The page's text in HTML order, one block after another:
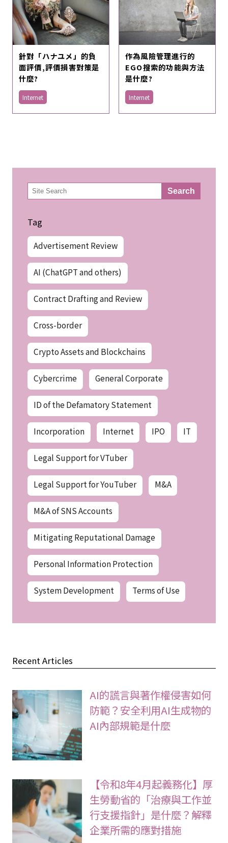
針對「ハナユメ」的負
面評價,評價損害對策是
什麼?
Internet
作為風險管理進行的
EGO搜索的功能與方法
是什麼?
Internet
検
索 Search
Tag
Advertisement Review
AI (ChatGPT and others)
Contract Drafting and Review
Cross-border
Crypto Assets and Blockchains
Cybercrime General Corporate
ID of the Defamatory Statement
Incorporation Internet IPO IT
Legal Support for VTuber
Legal Support for YouTuber M&A
M&A of SNS Accounts
Mitigating Reputational Damage
Personal Information Protection
System Development Terms of Use
Recent Articles
AI的謊言與著作權侵害如何
防範？安全利用AI生成物的
AI內部規範是什麼
【令和8年4月起義務化】厚
生勞動省的「治療與工作並
行支援指針」是什麼？解釋
企業所需的應對措施